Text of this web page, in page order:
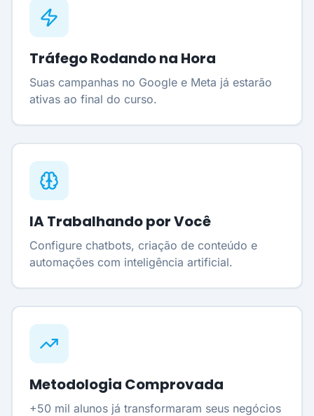
Tráfego Rodando na Hora
Suas campanhas no Google e Meta já estarão
ativas ao final do curso.
IA Trabalhando por Você
Configure chatbots, criação de conteúdo e
automações com inteligência artificial.
Metodologia Comprovada
+50 mil alunos já transformaram seus negócios